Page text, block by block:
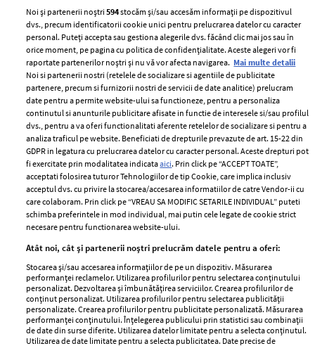
ELLE Style Awards
2024
Despre ELLE
Romania
Contact
Abonamente
Termeni si conditii
Politica de
confidențialitate
Politica de cookies
Publicitate
GSP
Unica
Baby
Retete
femei
Viva
Avantaje
Retete practice
Noi și partenerii noștri594stocăm și/sau accesăm informații pe dispozitivul
dvs., precum identificatorii cookie unici pentru prelucrarea datelor cu caracter
personal. Puteți accepta sau gestiona alegerile dvs. făcând clic mai jos sau în
orice moment, pe pagina cu politica de confidențialitate. Aceste alegeri vor fi
raportate partenerilor noștri și nu vă vor afecta navigarea. Mai multe detalii
Noi si partenerii nostri (retelele de socializare si agentiile de publicitate
partenere, precum si furnizorii nostri de servicii de date analitice) prelucram
date pentru a permite website-ului sa functioneze, pentru a personaliza
continutul si anunturile publicitare afisate in functie de interesele si/sau profilul
dvs., pentru a va oferi functionalitati aferente retelelor de socializare si pentru a
analiza traficul pe website. Beneficiati de drepturile prevazute de art. 15-22 din
GDPR in legatura cu prelucrarea datelor cu caracter personal. Aceste drepturi pot
fi exercitate prin modalitatea indicataaici. Prin click pe “ACCEPT TOATE”,
acceptati folosirea tuturor Tehnologiilor de tip Cookie, care implica inclusiv
acceptul dvs. cu privire la stocarea/accesarea informatiilor de catre Vendor-ii cu
care colaboram. Prin click pe “VREAU SA MODIFIC SETARILE INDIVIDUAL” puteti
schimba preferintele in mod individual, mai putin cele legate de cookie strict
necesare pentru functionarea website-ului.
Atât noi, cât și partenerii noștri prelucrăm datele pentru a oferi:
Stocarea și/sau accesarea informațiilor de pe un dispozitiv. Măsurarea
performanței reclamelor. Utilizarea profilurilor pentru selectarea conținutului
personalizat. Dezvoltarea și îmbunătățirea serviciilor. Crearea profilurilor de
conținut personalizat. Utilizarea profilurilor pentru selectarea publicității
personalizate. Crearea profilurilor pentru publicitate personalizată. Măsurarea
performanței conținutului. Înțelegerea publicului prin statistici sau combinații
de date din surse diferite. Utilizarea datelor limitate pentru a selecta conținutul.
Utilizarea de date limitate pentru a selecta publicitatea. Date precise de